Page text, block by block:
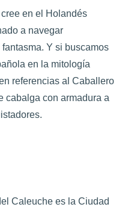
en el Holandés
a navegar
Y si buscamos
en la mitología
referencias al Caballero
cabalga con armadura a
Caleuche es la Ciudad